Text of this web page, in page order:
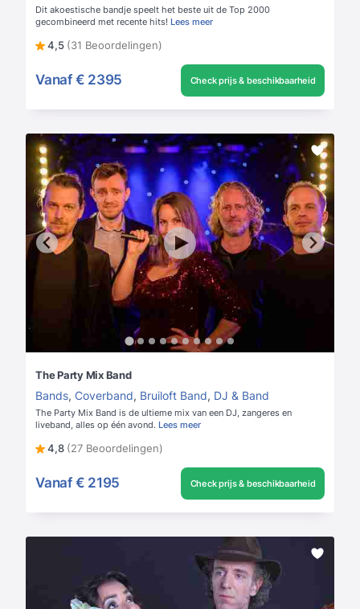
Dit akoestische bandje speelt het beste uit de Top 2000
gecombineerd met recente hits! Lees meer
4,5 (31 Beoordelingen)
Vanaf € 2395 Check prijs & beschikbaarheid
The Party Mix Band
Bands, Coverband, Bruiloft Band, DJ & Band
The Party Mix Band is de ultieme mix van een DJ, zangeres en
liveband, alles op één avond. Lees meer
4,8 (27 Beoordelingen)
Vanaf € 2195 Check prijs & beschikbaarheid